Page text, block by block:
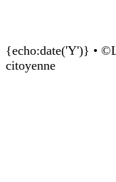
{echo:date('Y')} •
citoyenne